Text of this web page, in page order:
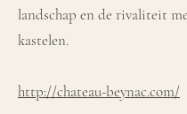
landschap en de rivaliteit
kastelen.
http://chateau-beynac.com/